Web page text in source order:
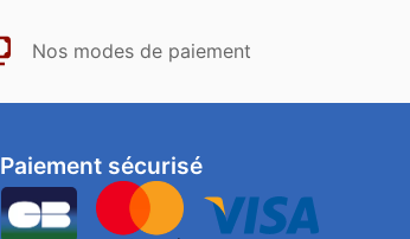
Nos modes de paiement
Paiement sécurisé